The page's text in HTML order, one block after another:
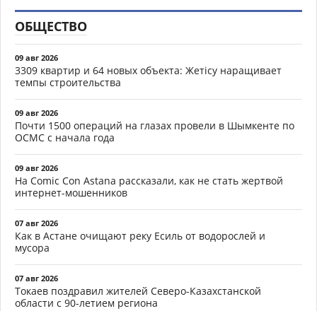
ОБЩЕСТВО
09 авг 2026
3309 квартир и 64 новых объекта: Жетісу наращивает
темпы строительства
09 авг 2026
Почти 1500 операций на глазах провели в Шымкенте по
ОСМС с начала года
09 авг 2026
На Comic Con Astana рассказали, как не стать жертвой
интернет-мошенников
07 авг 2026
Как в Астане очищают реку Есиль от водорослей и
мусора
07 авг 2026
Токаев поздравил жителей Северо-Казахстанской
области с 90-летием региона